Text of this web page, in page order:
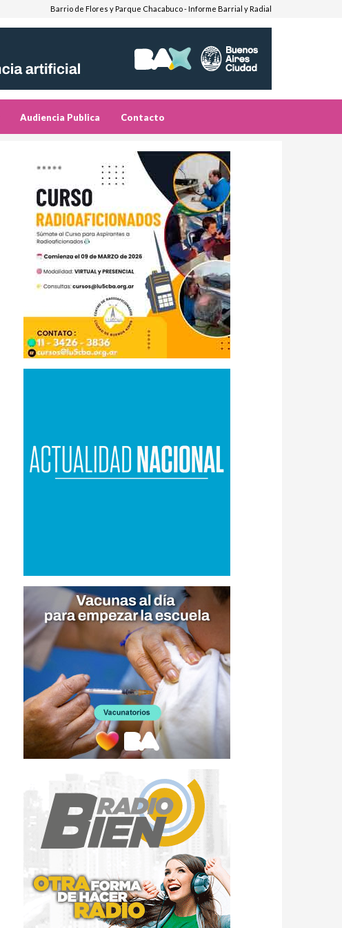
Barrio de Flores y Parque Chacabuco - Informe Barrial y Radial
Audiencia Publica Contacto